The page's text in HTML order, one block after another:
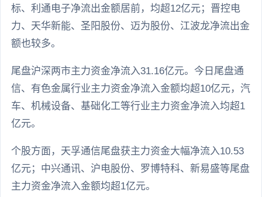
标、利通电子净流出金额居前，均超12亿元；晋控电
力、天华新能、圣阳股份、迈为股份、江波龙净流出金
额也较多。
尾盘沪深两市主力资金净流入31.16亿元。今日尾盘通
信、有色金属行业主力资金净流入金额均超10亿元，汽
车、机械设备、基础化工等行业主力资金净流入均超1
亿元。
个股方面，天孚通信尾盘获主力资金大幅净流入10.53
亿元；中兴通讯、沪电股份、罗博特科、新易盛等尾盘
主力资金净流入金额均超1亿元。